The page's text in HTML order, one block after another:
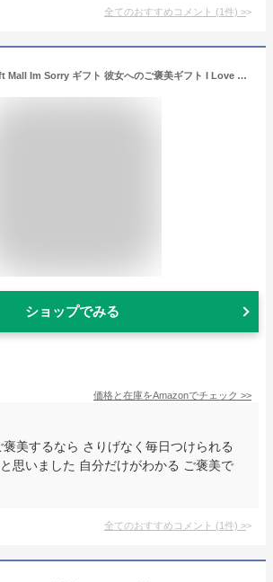
全てのおすすめコメント (1件) >
FG Family Gift Mall Im Sorry ギフト 彼女へのご褒美ギフト I Love You I'm Sorry ギフト 巨大なSorry Forgiveness ネックレス メッセージカードとギフトボックス付き, ステンレス鋼, キュービックジルコニア
ショップでみる
価格と在庫をAmazonでチェック >>
美するなら さりげなく毎日つけられる
思いました 自分だけがわかる ご褒美で
全てのおすすめコメント (1件) >